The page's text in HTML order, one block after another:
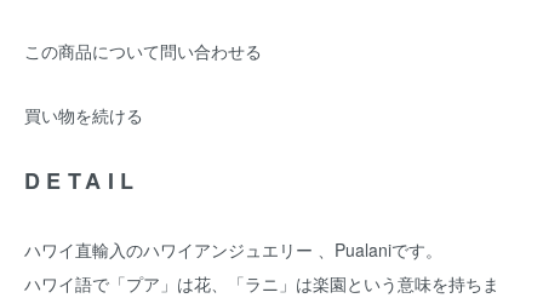
この商品について問い合わせる
買い物を続ける
DETAIL
ハワイ直輸入のハワイアンジュエリー 、Pualaniです。
ハワイ語で「プア」は花、「ラニ」は楽園という意味を持ちま